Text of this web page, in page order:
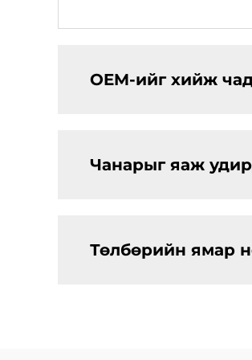
OEM-ийг хийж
Чанарыг яаж
Төлбөрийн ямар